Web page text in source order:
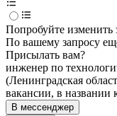
Попробуйте изменить
По вашему запросу
Присылать вам?
инженер по
(Ленинградская
вакансии, в названии
В мессенджер